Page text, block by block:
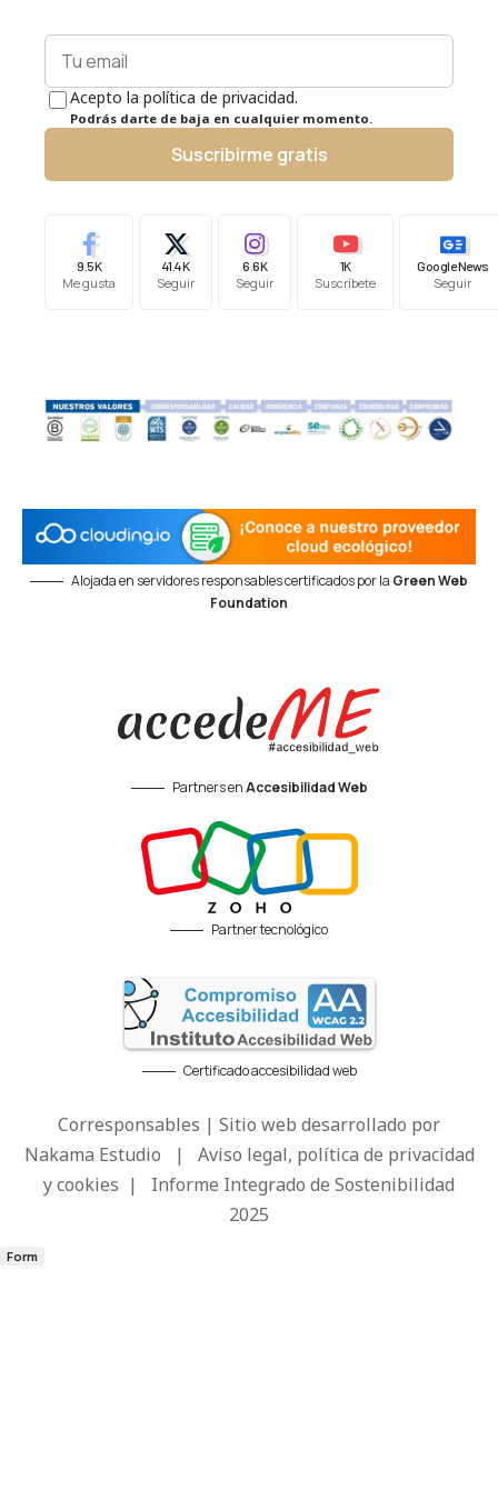
Acepto la política de privacidad.
Podrás darte de baja en cualquier momento.
Suscribirme gratis
9.5K
Me gusta
41.4K
Seguir
6.6K
Seguir
1K
Suscríbete
Google News
Seguir
Alojada en servidores responsables certificados por la Green Web
Foundation
Partners enAccesibilidad Web
Partner tecnológico
Certificado accesibilidad web
Corresponsables | Sitio web desarrollado por
Nakama Estudio | Aviso legal, política de privacidad
y cookies | Informe Integrado de Sostenibilidad
2025
Form